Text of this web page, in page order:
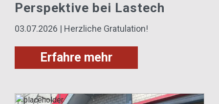
Perspektive bei Lastech
03.07.2026 | Herzliche Gratulation!
Erfahre mehr